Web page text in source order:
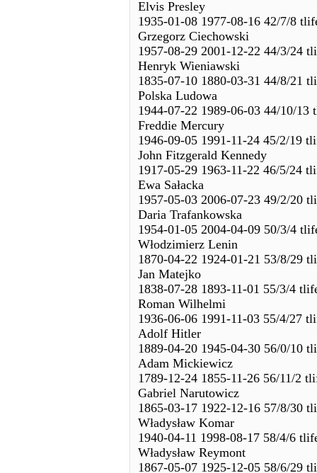
Elvis Presley
1935-01-08 1977-08-16 42/7/8
Grzegorz Ciechowski
1957-08-29 2001-12-22 44/3/24
Henryk Wieniawski
1835-07-10 1880-03-31 44/8/21
Polska Ludowa
1944-07-22 1989-06-03 44/10/13
Freddie Mercury
1946-09-05 1991-11-24 45/2/19
John Fitzgerald Kennedy
1917-05-29 1963-11-22 46/5/24
Ewa Sałacka
1957-05-03 2006-07-23 49/2/20
Daria Trafankowska
1954-01-05 2004-04-09 50/3/4
Włodzimierz Lenin
1870-04-22 1924-01-21 53/8/29
Jan Matejko
1838-07-28 1893-11-01 55/3/4
Roman Wilhelmi
1936-06-06 1991-11-03 55/4/27
Adolf Hitler
1889-04-20 1945-04-30 56/0/10
Adam Mickiewicz
1789-12-24 1855-11-26 56/11/2
Gabriel Narutowicz
1865-03-17 1922-12-16 57/8/30
Władysław Komar
1940-04-11 1998-08-17 58/4/6
Władysław Reymont
1867-05-07 1925-12-05 58/6/29